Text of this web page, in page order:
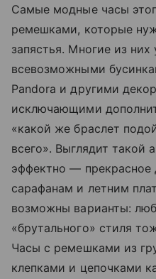
Самые модные часы
ремешками, которые
запястья. Многие из
всевозможными
Pandora и другими
исключающими
«какой же браслет
всего». Выглядит такой
эффектно — прекрасное
сарафанам и летним
возможны варианты:
«брутального» стиля
Часы с ремешками из
клепками и цепочками